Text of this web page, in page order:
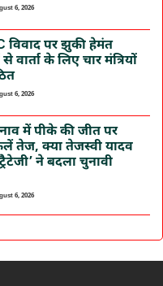
6, 2026
विवाद पर झुकी हेमंत
वार्ता के लिए चार मंत्रियों
6, 2026
में पीके की जीत पर
तेज, क्या तेजस्वी यादव
ने बदला चुनावी
6, 2026